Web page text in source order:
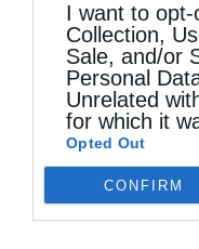
I want to opt-
Collection,
Sale, and/or
Personal
Unrelated
for which it
Opted Out
CONFIRM
Η “Κιβωτός της
Δημητριάδος
τον δρόμο της
(ΦΩΤΟ)